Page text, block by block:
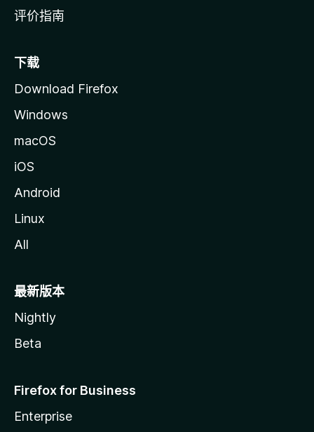
评价指南
下载
Download Firefox
Windows
macOS
iOS
Android
Linux
All
最新版本
Nightly
Beta
Firefox for Business
Enterprise